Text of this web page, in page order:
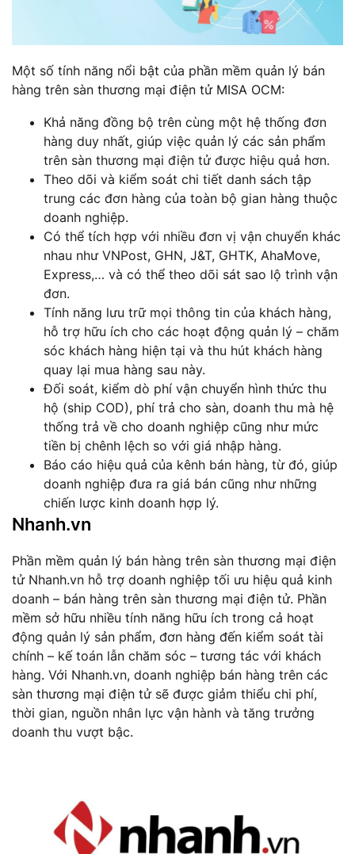
Một số tính năng nổi bật của phần mềm quản lý bán
hàng trên sàn thương mại điện tử MISA OCM:
Khả năng đồng bộ trên cùng một hệ thống đơn
hàng duy nhất, giúp việc quản lý các sản phẩm
trên sàn thương mại điện tử được hiệu quả hơn.
Theo dõi và kiểm soát chi tiết danh sách tập
trung các đơn hàng của toàn bộ gian hàng thuộc
doanh nghiệp.
Có thể tích hợp với nhiều đơn vị vận chuyển khác
nhau như VNPost, GHN, J&T, GHTK, AhaMove,
Express,… và có thể theo dõi sát sao lộ trình vận
đơn.
Tính năng lưu trữ mọi thông tin của khách hàng,
hỗ trợ hữu ích cho các hoạt động quản lý – chăm
sóc khách hàng hiện tại và thu hút khách hàng
quay lại mua hàng sau này.
Đối soát, kiểm dò phí vận chuyển hình thức thu
hộ (ship COD), phí trả cho sàn, doanh thu mà hệ
thống trả về cho doanh nghiệp cũng như mức
tiền bị chênh lệch so với giá nhập hàng.
Báo cáo hiệu quả của kênh bán hàng, từ đó, giúp
doanh nghiệp đưa ra giá bán cũng như những
chiến lược kinh doanh hợp lý.
Nhanh.vn
Phần mềm quản lý bán hàng trên sàn thương mại điện
tử Nhanh.vn hỗ trợ doanh nghiệp tối ưu hiệu quả kinh
doanh – bán hàng trên sàn thương mại điện tử. Phần
mềm sở hữu nhiều tính năng hữu ích trong cả hoạt
động quản lý sản phẩm, đơn hàng đến kiểm soát tài
chính – kế toán lẫn chăm sóc – tương tác với khách
hàng. Với Nhanh.vn, doanh nghiệp bán hàng trên các
sàn thương mại điện tử sẽ được giảm thiểu chi phí,
thời gian, nguồn nhân lực vận hành và tăng trưởng
doanh thu vượt bậc.